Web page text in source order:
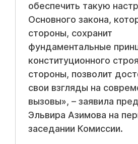
обеспечить такую
Основного закона,
стороны, сохранит
фундаментальные
конституционного
стороны, позволит
свои взгляды на
вызовы», – заявила
Эльвира Азимова на
заседании Комиссии.